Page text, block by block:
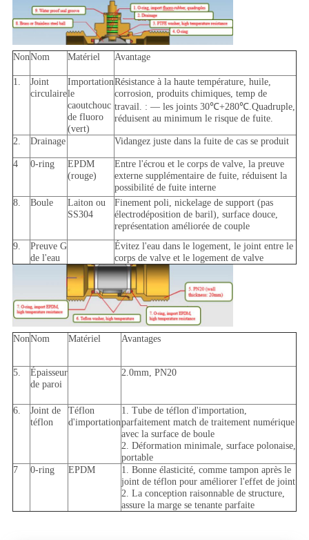
NonNom Matériel Avantage
1.
Joint
circulaire
Importation
le
caoutchouc
de fluoro
(vert)
Résistance à la haute température, huile,
corrosion, produits chimiques, temp de
travail. : — les joints 30℃+280℃.Quadruple,
réduisent au minimum le risque de fuite.
2. Drainage Vidangez juste dans la fuite de cas se produit
4 0-ring
EPDM
(rouge)
Entre l'écrou et le corps de valve, la preuve
externe supplémentaire de fuite, réduisent la
possibilité de fuite interne
8.
Boule
Laiton ou
SS304
Finement poli, nickelage de support (pas
électrodéposition de baril), surface douce,
représentation améliorée de couple
9.
Preuve G
de l'eau
Évitez l'eau dans le logement, le joint entre le
corps de valve et le logement de valve
NonNom Matériel Avantages
5.
Épaisseur
de paroi
2.0mm, PN20
6.
Joint de
téflon
Téflon
d'importation
1. Tube de téflon d'importation,
parfaitement match de traitement numérique
avec la surface de boule
2. Déformation minimale, surface polonaise,
portable
7
0-ring EPDM
1. Bonne élasticité, comme tampon après le
joint de téflon pour améliorer l'effet de joint
2. La conception raisonnable de structure,
assure la marge se tenante parfaite